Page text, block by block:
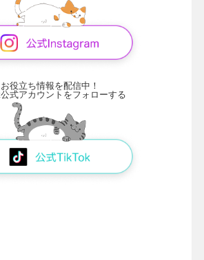
お役立ち情報を配信中！
式アカウントをフォローする